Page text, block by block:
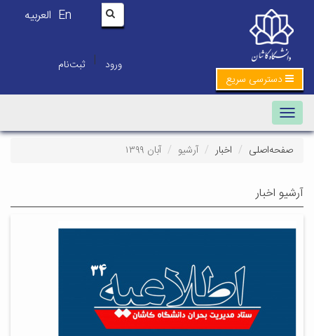
En العربیه
ورود | ثبت‌نام
دسترسی سریع
Toggle navigation
صفحه‌اصلی اخبار آرشیو آبان ۱۳۹۹
آرشیو اخبار